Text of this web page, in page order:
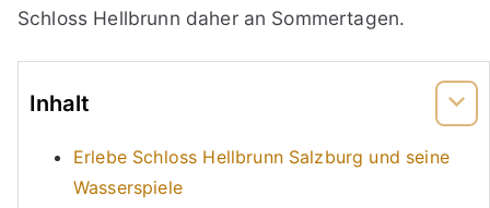
Schloss Hellbrunn daher an Sommertagen.
Inhalt
Erlebe Schloss Hellbrunn Salzburg und seine
Wasserspiele